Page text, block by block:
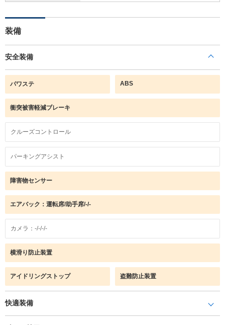
装備
安全装備
パワステ ABS
衝突被害軽減ブレーキ
クルーズコントロール
パーキングアシスト
障害物センサー
エアバック：運転席/助手席/-/-
カメラ：-/-/-/-
横滑り防止装置
アイドリングストップ 盗難防止装置
快適装備